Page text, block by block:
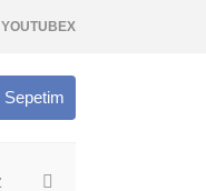
YOUTUBEX
Sepetim